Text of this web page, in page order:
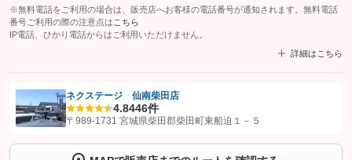
※無料電話をご利用の場合は、販売店へお客様の電話番号が通知されます。無料電話
番号ご利用の際の注意点は こちら
IP電話、ひかり電話からはご利用いただけません。
詳細はこちら
【STEP1】認証画面でグーネットを友だち追加してから「許可する」ボタンを押
ネクステージ 仙南柴田店
4.8446件
〒989-1731 宮城県柴田郡柴田町東船迫１－５